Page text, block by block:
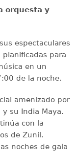
orquesta y
espectaculares
para
en un
de la noche.
amenizado por
y su India Maya.
con la
de Zunil.
noches de gala